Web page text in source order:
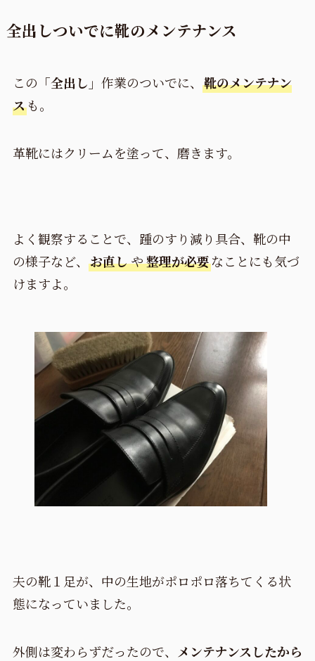
全出しついでに靴のメンテナンス
この 「全出し」 作業のついでに、 靴のメンテナン
スも。
革靴にはクリームを塗って、磨きます。
よく観察することで、踵のすり減り具合、靴の中
の様子など、 お直しや整理が必要なことにも気づ
けますよ。
夫の靴１足が、中の生地がポロポロ落ちてくる状
態になっていました。
外側は変わらずだったので、
メンテナンスしたから